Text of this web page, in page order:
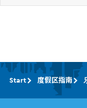
Start 度假区指南